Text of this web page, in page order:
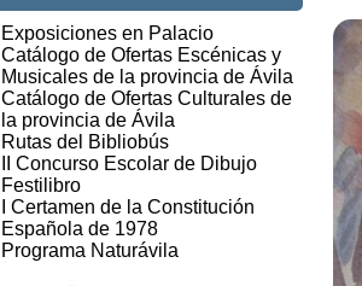
Exposiciones en Palacio
Catálogo de Ofertas Escénicas y
Musicales de la provincia de Ávila
Catálogo de Ofertas Culturales de
la provincia de Ávila
Rutas del Bibliobús
II Concurso Escolar de Dibujo
Festilibro
I Certamen de la Constitución
Española de 1978
Programa Naturávila